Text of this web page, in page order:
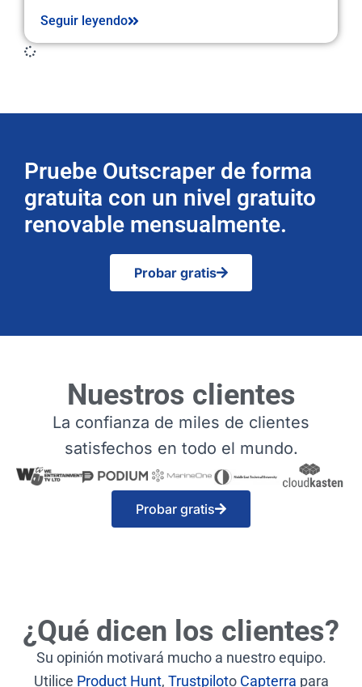
Seguir leyendo
Pruebe Outscraper de forma
gratuita con un nivel gratuito
renovable mensualmente.
Probar gratis
Nuestros clientes
La confianza de miles de clientes
satisfechos en todo el mundo.
Probar gratis
¿Qué dicen los clientes?
Su opinión motivará mucho a nuestro equipo.
Utilice Product Hunt, Trustpiloto Capterra para